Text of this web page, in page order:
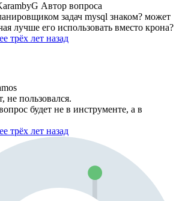
Автор вопроса
задач mysql знаком? может
лучше его использовать вместо крона?
трёх лет назад
не пользовался.
будет не в инструменте, а в
трёх лет назад